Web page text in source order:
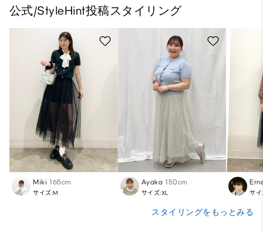
公式/StyleHint投稿スタイリング
Miki 165cm
サイズ:M
Ayaka 150cm
サイズ:XL サ
スタイリングをもっとみる